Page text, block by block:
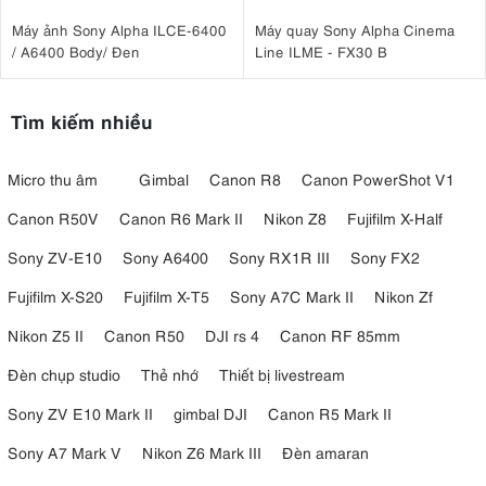
không gian màu rộng hơn, mang lại sự linh hoạt hơn trong khâu hậu
kỳ.
4.3. Ảnh 27 MP + ảnh chụp màn hình 24,7 MP
Các tùy chọn chụp ảnh tĩnh cũng rất ấn tượng, vớiảnh tĩnh 27MP
trích xuất khung hình 24.7MP từ video 5.3K, đảm bảo bạn không bao
Máy ảnh Sony Alpha ILCE-6400
/ A6400 Body/ Đen
Máy quay Sony Alpha Cinema
Line ILME - FX30 B
Tìm kiếm nhiều
Micro thu âm Gimbal Canon R8
Canon PowerShot V1
Canon R50V
Canon R6 Mark II Nikon Z8
Fujifilm X-Half
Sony ZV-E10
Sony A6400 Sony RX1R III
Sony FX2
Fujifilm X-S20
Fujifilm X-T5 Sony A7C Mark II
Nikon Zf
Nikon Z5 II
Canon R50 DJI rs 4
Canon RF 85mm
Đèn chụp studio
Thẻ nhớ
Thiết bị livestream
Sony ZV E10 Mark II
gimbal DJI
Canon R5 Mark II
Sony A7 Mark V
Nikon Z6 Mark III
Đèn amaran